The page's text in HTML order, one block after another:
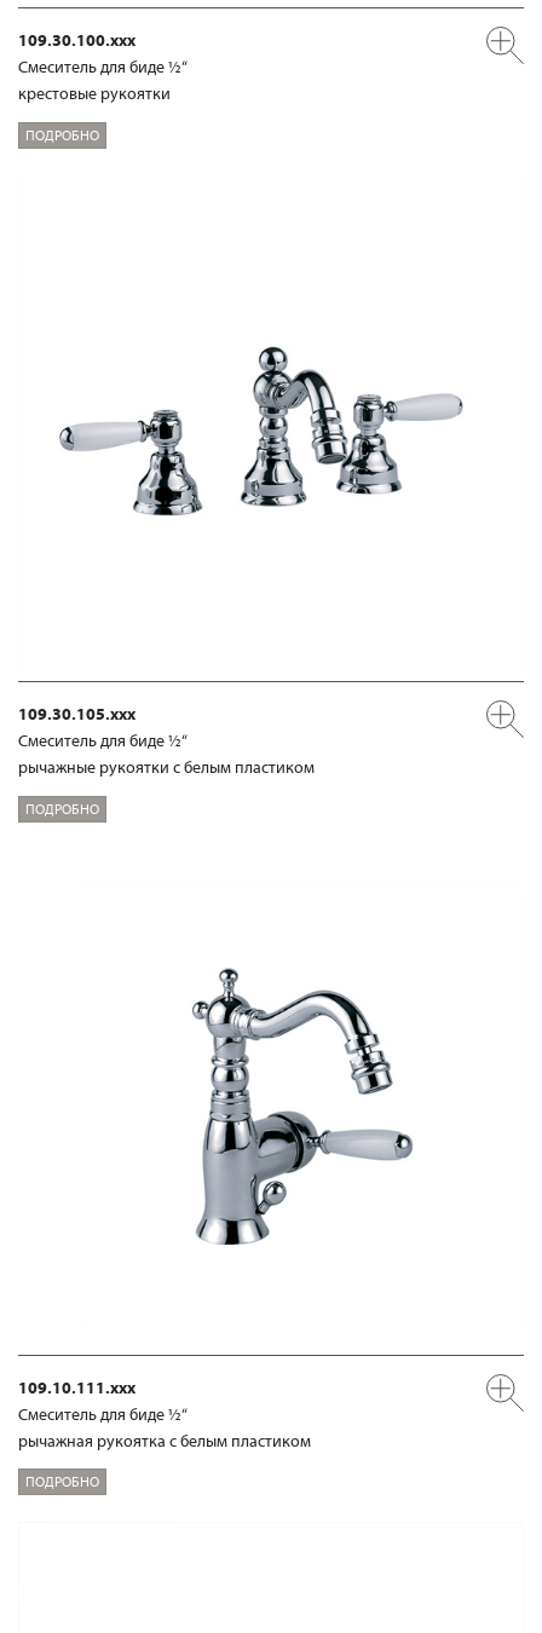
109.30.100.xxx
Смеситель для биде ½“
крестовые рукоятки
ПОДРОБНО
109.30.105.xxx
Смеситель для биде ½“
рычажные рукоятки с белым пластиком
ПОДРОБНО
109.10.111.xxx
Смеситель для биде ½“
рычажная рукоятка с белым пластиком
ПОДРОБНО